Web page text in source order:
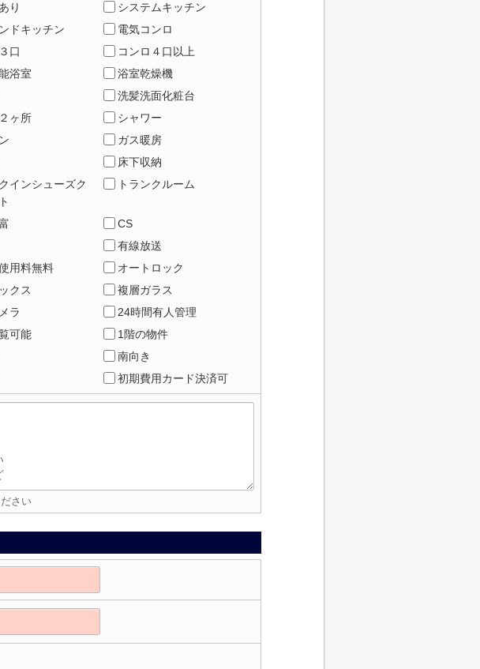
り
システムキッチン
ドキッチン
電気コンロ
口
コンロ４口以上
浴室
浴室乾燥機
洗髪洗面化粧台
ヶ所
シャワー
ガス暖房
床下収納
インシューズク
トランクルーム
CS
有線放送
用料無料
オートロック
クス
複層ガラス
ラ
24時間有人管理
可能
1階の物件
南向き
初期費用カード決済可
さい